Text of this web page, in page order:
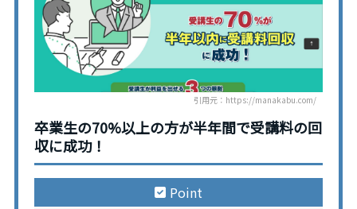
引用元：https://manakabu.com/
卒業生の70%以上の方が半年間で受講料の回
収に成功！
Point